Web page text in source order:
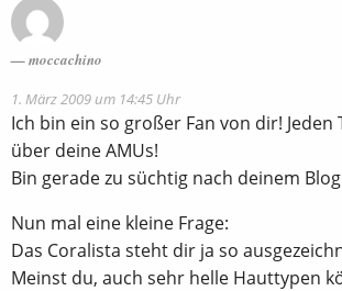
moccachino
1. März 2009 um 14:45 Uhr
Ich bin ein so großer Fan von dir! Jeden
über deine AMUs!
Bin gerade zu süchtig nach deinem
Nun mal eine kleine Frage:
Das Coralista steht dir ja so
Meinst du, auch sehr helle Hauttypen